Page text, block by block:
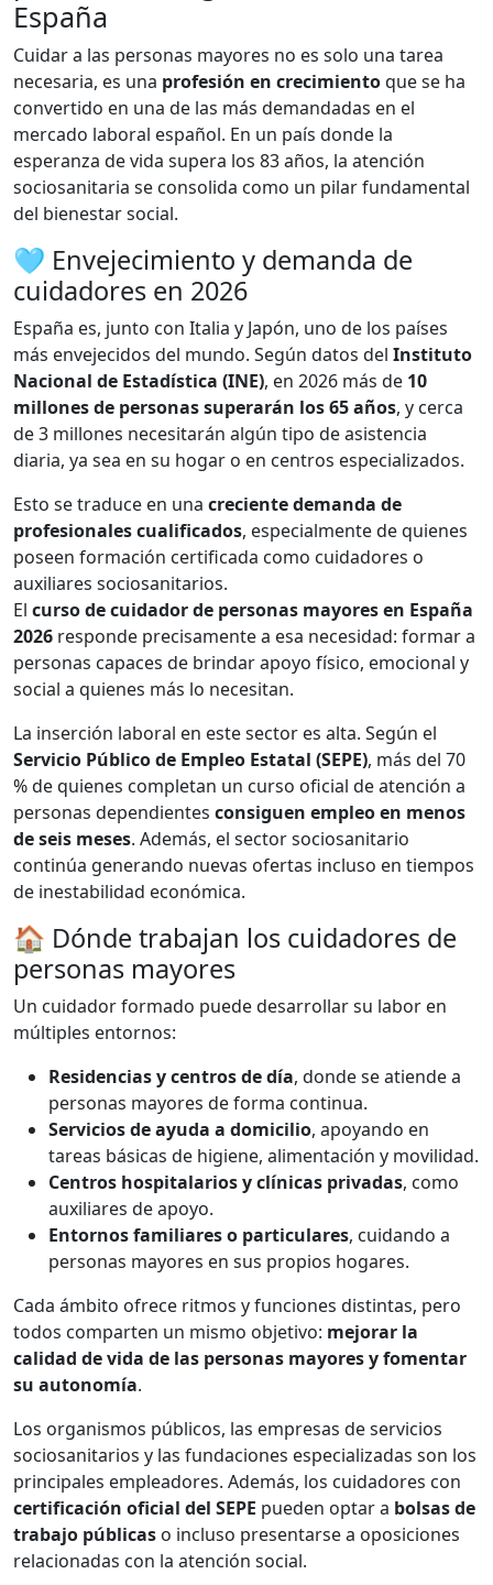
España
Cuidar a las personas mayores no es solo una tarea
necesaria, es una profesión en crecimientoque se ha
convertido en una de las más demandadas en el
mercado laboral español. En un país donde la
esperanza de vida supera los 83 años, la atención
sociosanitaria se consolida como un pilar fundamental
del bienestar social.
🩵 Envejecimiento y demanda de
cuidadores en 2026
España es, junto con Italia y Japón, uno de los países
más envejecidos del mundo. Según datos del Instituto
Nacional de Estadística (INE), en 2026 más de 10
millones de personas superarán los 65 años, y cerca
de 3 millones necesitarán algún tipo de asistencia
diaria, ya sea en su hogar o en centros especializados.
Esto se traduce en una creciente demanda de
profesionales cualificados, especialmente de quienes
poseen formación certificada como cuidadores o
auxiliares sociosanitarios.
El curso de cuidador de personas mayores en España
2026 responde precisamente a esa necesidad: formar a
personas capaces de brindar apoyo físico, emocional y
social a quienes más lo necesitan.
La inserción laboral en este sector es alta. Según el
Servicio Público de Empleo Estatal (SEPE), más del 70
% de quienes completan un curso oficial de atención a
personas dependientes consiguen empleo en menos
de seis meses. Además, el sector sociosanitario
continúa generando nuevas ofertas incluso en tiempos
de inestabilidad económica.
🏠 Dónde trabajan los cuidadores de
personas mayores
Un cuidador formado puede desarrollar su labor en
múltiples entornos:
Residencias y centros de día, donde se atiende a
personas mayores de forma continua.
Servicios de ayuda a domicilio, apoyando en
tareas básicas de higiene, alimentación y movilidad.
Centros hospitalarios y clínicas privadas, como
auxiliares de apoyo.
Entornos familiares o particulares, cuidando a
personas mayores en sus propios hogares.
Cada ámbito ofrece ritmos y funciones distintas, pero
todos comparten un mismo objetivo: mejorar la
calidad de vida de las personas mayores y fomentar
su autonomía.
Los organismos públicos, las empresas de servicios
sociosanitarios y las fundaciones especializadas son los
principales empleadores. Además, los cuidadores con
certificación oficial del SEPE pueden optar a bolsas de
trabajo públicas o incluso presentarse a oposiciones
relacionadas con la atención social.